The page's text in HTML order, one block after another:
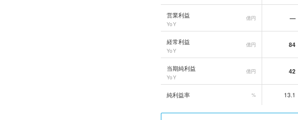
営業利益
YoY
億円 —
経常利益
YoY
億円 84
当期純利益
YoY
億円 42
純利益率 % 13.1